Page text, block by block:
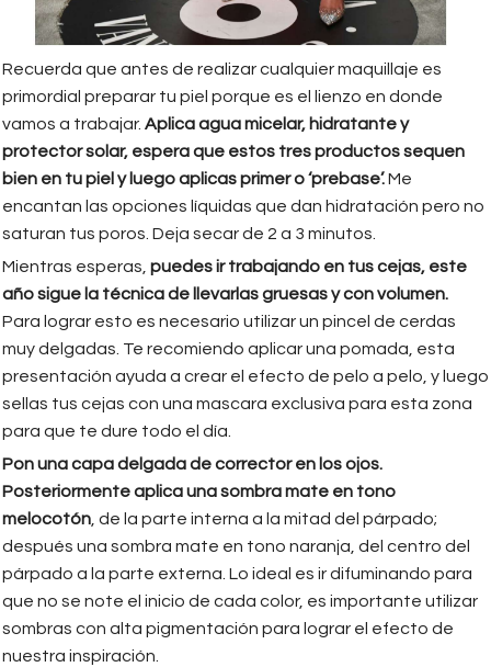
Recuerda que antes de realizar cualquier maquillaje es
primordial preparar tu piel porque es el lienzo en donde
vamos a trabajar. Aplica agua micelar, hidratante y
protector solar, espera que estos tres productos sequen
bien en tu piel y luego aplicas primer o ‘prebase’.Me
encantan las opciones líquidas que dan hidratación pero no
saturan tus poros. Deja secar de 2 a 3 minutos.
Mientras esperas, puedes ir trabajando en tus cejas, este
año sigue la técnica de llevarlas gruesas y con volumen.
Para lograr esto es necesario utilizar un pincel de cerdas
muy delgadas. Te recomiendo aplicar una pomada, esta
presentación ayuda a crear el efecto de pelo a pelo, y luego
sellas tus cejas con una mascara exclusiva para esta zona
para que te dure todo el día.
Pon una capa delgada de corrector en los ojos.
Posteriormente aplica una sombra mate en tono
melocotón , de la parte interna a la mitad del párpado;
después una sombra mate en tono naranja, del centro del
párpado a la parte externa. Lo ideal es ir difuminando para
que no se note el inicio de cada color, es importante utilizar
sombras con alta pigmentación para lograr el efecto de
nuestra inspiración.